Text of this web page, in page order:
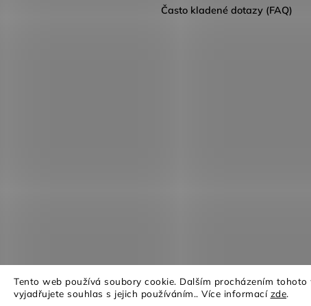
Tento web používá soubory cookie. Dalším procházením tohoto
vyjadřujete souhlas s jejich používáním.. Více informací zde.
Často kladené dotazy (FAQ)
Copyright 2026 Furnituro